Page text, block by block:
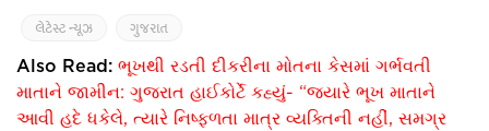
લેટેસ્ટ ન્યૂઝ ગુજરાત
Also Read: ભૂખથી રડતી દીકરીના મોતના કેસમાં ગર્ભવતી
માતાને જામીન: ગુજરાત હાઈકોર્ટે કહ્યું- “જ્યારે ભૂખ માતાને
આવી હદે ધકેલે, ત્યારે નિષ્ફળતા માત્ર વ્યક્તિની નહીં, સમગ્ર